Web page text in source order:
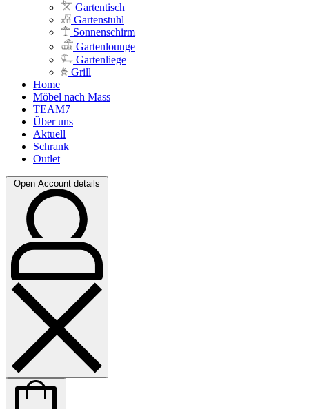
Gartentisch
Gartenstuhl
Sonnenschirm
Gartenlounge
Gartenliege
Grill
Home
Möbel nach Mass
TEAM7
Über uns
Aktuell
Schrank
Outlet
Open Account details